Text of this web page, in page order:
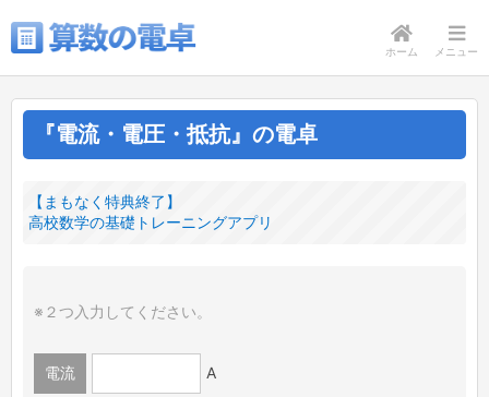
ホーム メニュー
『電流・電圧・抵抗』の電卓
【まもなく特典終了】
高校数学の基礎トレーニングアプリ
※２つ入力してください。
電流 A